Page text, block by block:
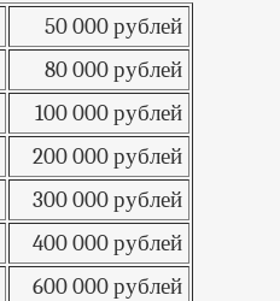
50 000 рублей
80 000 рублей
100 000 рублей
200 000 рублей
300 000 рублей
400 000 рублей
600 000 рублей